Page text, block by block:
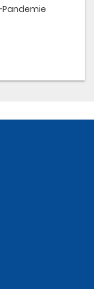
Pandemie